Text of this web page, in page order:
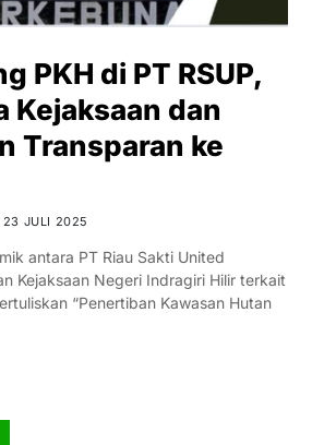
PKH di PT RSUP,
Kejaksaan dan
Transparan ke
23 JULI 2025
antara PT Riau Sakti United
Kejaksaan Negeri Indragiri Hilir terkait
“Penertiban Kawasan Hutan